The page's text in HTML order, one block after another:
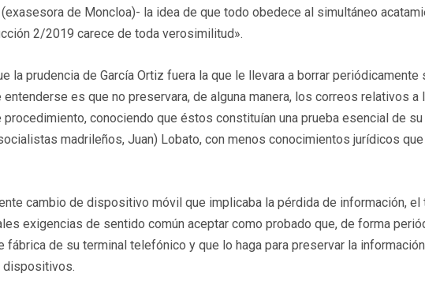
de Moncloa)- la idea de que todo obedece al simultáneo
2/2019 carece de toda verosimilitud».
la prudencia de García Ortiz fuera la que le llevara a borrar periódicamente
es que no preservara, de alguna manera, los correos relativos a
conociendo que éstos constituían una prueba esencial de su
madrileños, Juan) Lobato, con menos conocimientos jurídicos que
cambio de dispositivo móvil que implicaba la pérdida de información, el
exigencias de sentido común aceptar como probado que, de forma
de su terminal telefónico y que lo haga para preservar la
dispositivos.